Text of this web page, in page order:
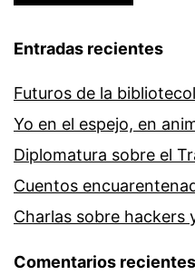
Entradas recientes
Futuros de la
Yo en el espejo, en
Diplomatura sobre el
Cuentos
Charlas sobre hackers
Comentarios recientes